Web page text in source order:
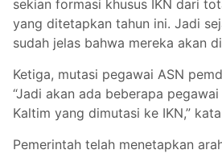
sekian formasi khusus IKN dari
yang ditetapkan tahun ini. Jadi
sudah jelas bahwa mereka akan
Ketiga, mutasi pegawai ASN
“Jadi akan ada beberapa
Kaltim yang dimutasi ke IKN,”
Pemerintah telah menetapkan